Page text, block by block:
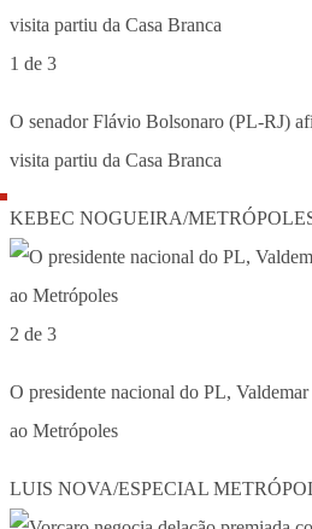
1 de 3
O senador Flávio Bolsonaro (PL-RJ)
visita partiu da Casa Branca
KEBEC NOGUEIRA/
2 de 3
O presidente nacional do PL,
ao Metrópoles
LUIS NOVA/ESPECIAL